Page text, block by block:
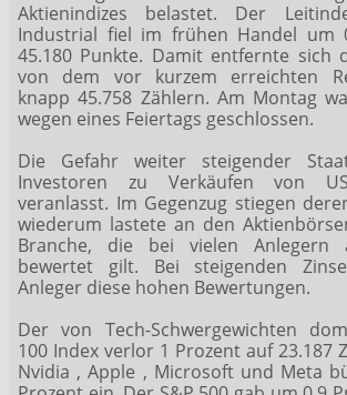
Aktienindizes belastet. Der
Industrial fiel im frühen Handel um
45.180 Punkte. Damit entfernte sich
von dem vor kurzem erreichten
knapp 45.758 Zählern. Am Montag
wegen eines Feiertags geschlossen.
Die Gefahr weiter steigender
Investoren zu Verkäufen von US-
veranlasst. Im Gegenzug stiegen
wiederum lastete an den
Branche, die bei vielen Anlegern
bewertet gilt. Bei steigenden
Anleger diese hohen Bewertungen.
Der von Tech-Schwergewichten
100 Index verlor 1 Prozent auf 23.187
Nvidia , Apple , Microsoft und Meta